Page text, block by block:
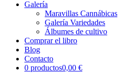
Galería
Maravillas Cannábicas
Galería Variedades
Álbumes de cultivo
Comprar el libro
Blog
Contacto
0 productos0,00 €